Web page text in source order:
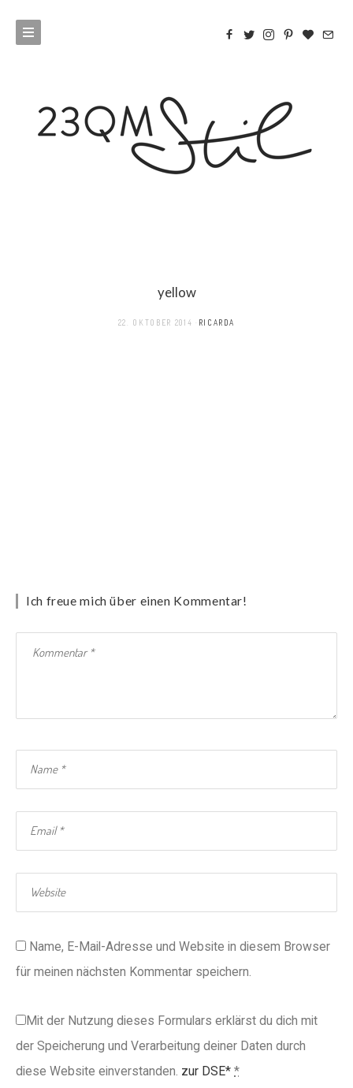
yellow
22. OKTOBER 2014 RICARDA
Ich freue mich über einen Kommentar!
Name, E-Mail-Adresse und Website in diesem Browser
für meinen nächsten Kommentar speichern.
Mit der Nutzung dieses Formulars erklärst du dich mit
der Speicherung und Verarbeitung deiner Daten durch
diese Website einverstanden. zur DSE* *